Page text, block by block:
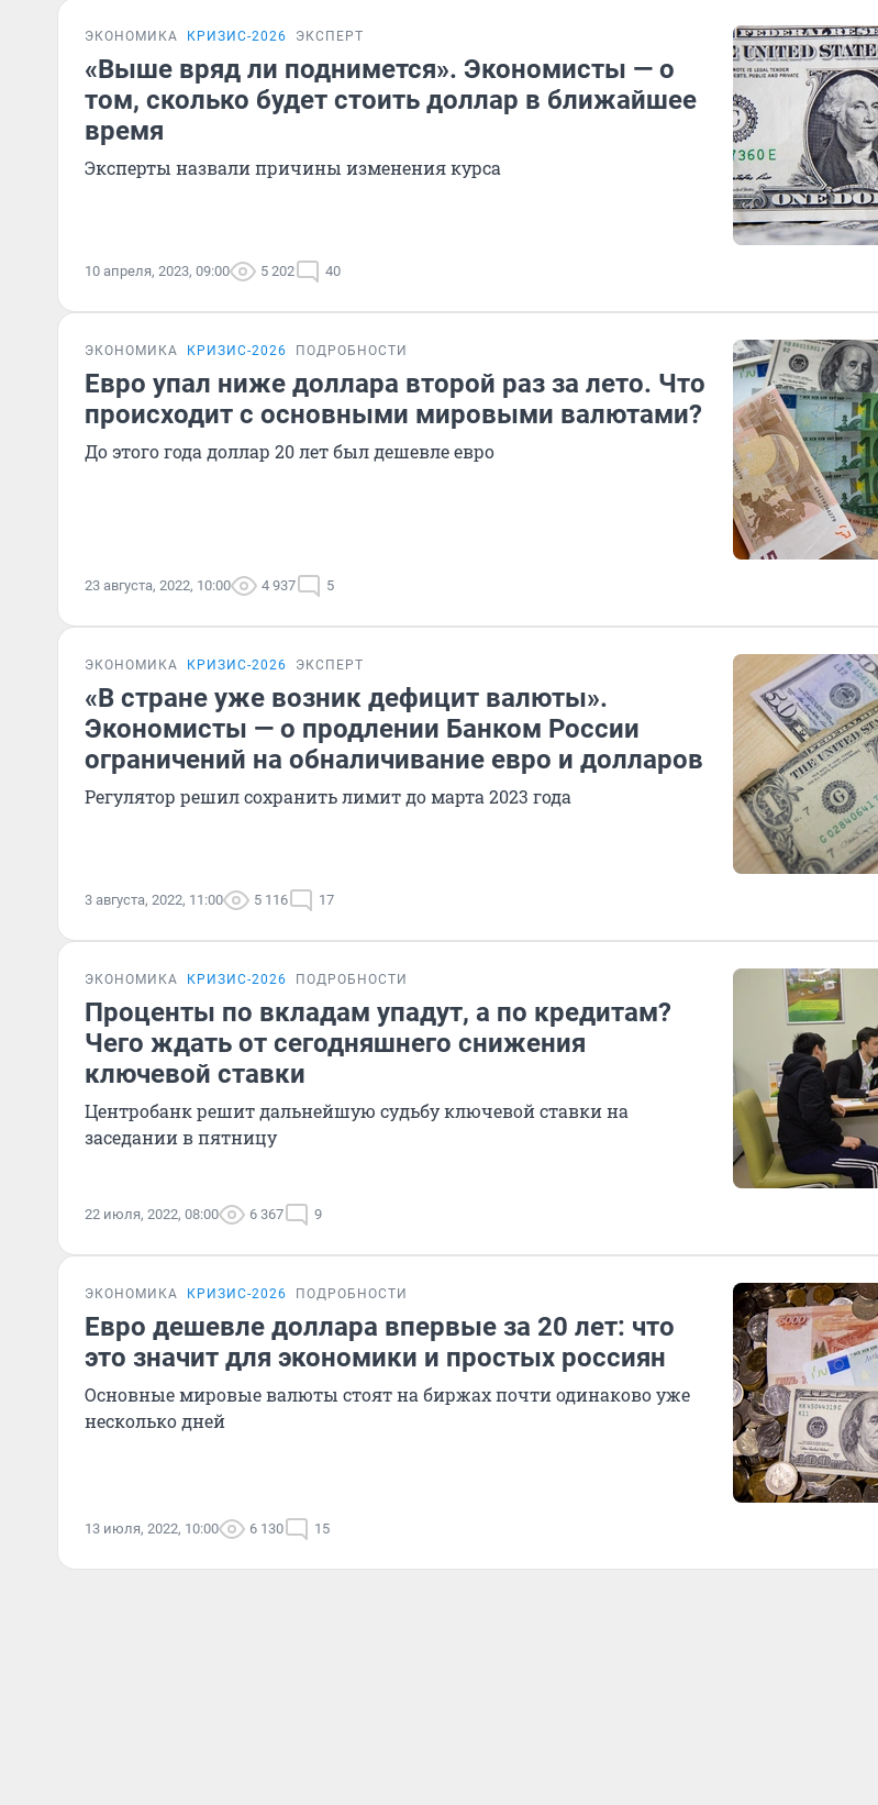
ЭКОНОМИКА КРИЗИС-2026 ЭКСПЕРТ
«Выше вряд ли поднимется». Экономисты — о
том, сколько будет стоить доллар в ближайшее
время
Эксперты назвали причины изменения курса
10 апреля, 2023, 09:00 5 202 40
ЭКОНОМИКА КРИЗИС-2026 ПОДРОБНОСТИ
Евро упал ниже доллара второй раз за лето. Что
происходит с основными мировыми валютами?
До этого года доллар 20 лет был дешевле евро
23 августа, 2022, 10:00 4 937 5
ЭКОНОМИКА КРИЗИС-2026 ЭКСПЕРТ
«В стране уже возник дефицит валюты».
Экономисты — о продлении Банком России
ограничений на обналичивание евро и долларов
Регулятор решил сохранить лимит до марта 2023 года
3 августа, 2022, 11:00 5 116 17
ЭКОНОМИКА КРИЗИС-2026 ПОДРОБНОСТИ
Проценты по вкладам упадут, а по кредитам?
Чего ждать от сегодняшнего снижения
ключевой ставки
Центробанк решит дальнейшую судьбу ключевой ставки на
заседании в пятницу
22 июля, 2022, 08:00 6 367 9
ЭКОНОМИКА КРИЗИС-2026 ПОДРОБНОСТИ
Евро дешевле доллара впервые за 20 лет: что
это значит для экономики и простых россиян
Основные мировые валюты стоят на биржах почти одинаково уже
несколько дней
13 июля, 2022, 10:00 6 130 15